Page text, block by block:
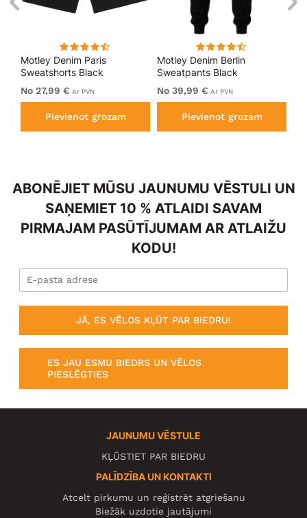
Motley Denim Paris
Sweatshorts Black
No 27,99 € Ar PVN
Pievienot grozam
Motley Denim Berlin
Sweatpants Black
No 39,99 € Ar PVN
Pievienot grozam
ABONĒJIET MŪSU JAUNUMU VĒSTULI UN
SAŅEMIET 10 % ATLAIDI SAVAM
PIRMAJAM PASŪTĪJUMAM AR ATLAIŽU
KODU!
JĀ, ES VĒLOS KĻŪT PAR BIEDRU!
ES JAU ESMU BIEDRS UN VĒLOS
PIESLĒGTIES
JAUNUMU VĒSTULE
KĻŪSTIET PAR BIEDRU
PALĪDZĪBA UN KONTAKTI
Atcelt pirkumu un reģistrēt atgriešanu
Biežāk uzdotie jautājumi